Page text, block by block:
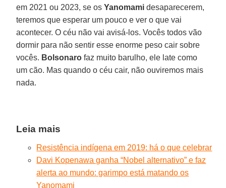
em 2021 ou 2023, se osYanomami desaparecerem,
teremos que esperar um pouco e ver o que vai
acontecer. O céu não vai avisá-los. Vocês todos vão
dormir para não sentir esse enorme peso cair sobre
vocês. Bolsonaro faz muito barulho, ele late como
um cão. Mas quando o céu cair, não ouviremos mais
nada.
Leia mais
Resistência indígena em 2019: há o que celebrar
Davi Kopenawa ganha “Nobel alternativo” e faz
alerta ao mundo: garimpo está matando os
Yanomami